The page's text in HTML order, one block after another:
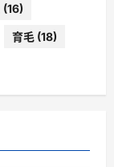
(16)
育毛 (18)